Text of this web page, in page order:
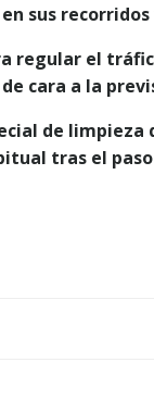
sus recorridos
regular el
cara a la
de limpieza
tras el